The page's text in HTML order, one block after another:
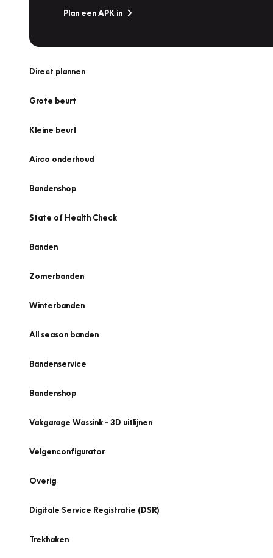
Plan een APK in
Direct plannen
Grote beurt
Kleine beurt
Airco onderhoud
Bandenshop
State of Health Check
Banden
Zomerbanden
Winterbanden
All season banden
Bandenservice
Bandenshop
Vakgarage Wassink - 3D uitlijnen
Velgenconfigurator
Overig
Digitale Service Registratie (DSR)
Trekhaken